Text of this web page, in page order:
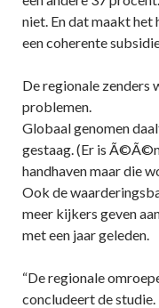
niet. En dat maakt het
een coherente
De regionale zenders
problemen.
Globaal genomen
gestaag. (Er is
handhaven maar die
Ook de
meer kijkers geven
met een jaar geleden.
“De regionale
concludeert de studie.